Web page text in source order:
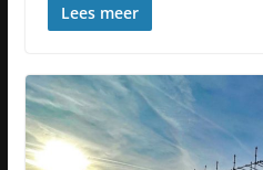
Lees meer